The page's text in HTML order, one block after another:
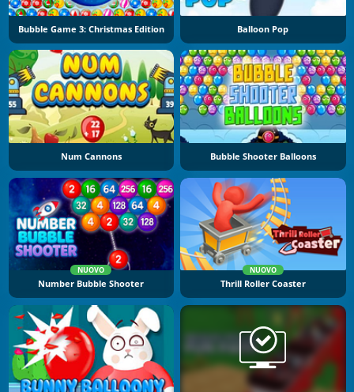
Bubble Game 3: Christmas Edition Balloon Pop
Num Cannons Bubble Shooter Balloons
NUOVO
Number Bubble Shooter
NUOVO
Thrill Roller Coaster